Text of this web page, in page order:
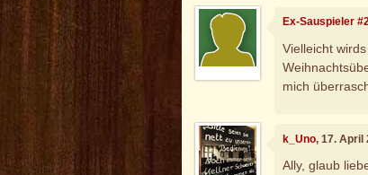
Ex-Sauspieler
Vielleicht
mich
k_Uno, 17. April
Ally, glaub